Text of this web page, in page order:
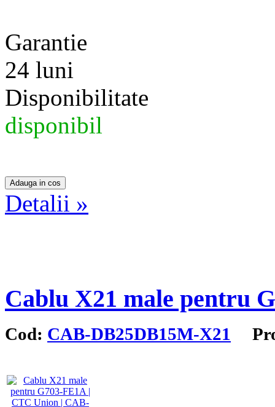
Garantie
24 luni
Disponibilitate
disponibil
Detalii »
Cablu X21 male pentru
Cod: CAB-DB25DB15M-X21